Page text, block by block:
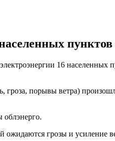
16 населенных
гроза, порывы ветра)
облэнерго.
грозы и